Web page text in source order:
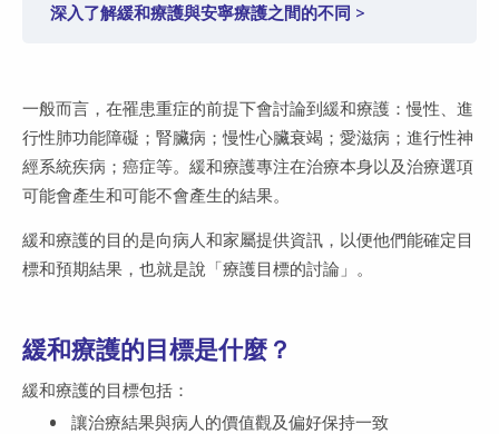
深入了解緩和療護與安寧療護之間的不同 >
一般而言，在罹患重症的前提下會討論到緩和療護：慢性、進
行性肺功能障礙；腎臟病；慢性心臟衰竭；愛滋病；進行性神
經系統疾病；癌症等。緩和療護專注在治療本身以及治療選項
可能會產生和可能不會產生的結果。
緩和療護的目的是向病人和家屬提供資訊，以便他們能確定目
標和預期結果，也就是說「療護目標的討論」。
緩和療護的目標是什麼？
緩和療護的目標包括：
讓治療結果與病人的價值觀及偏好保持一致